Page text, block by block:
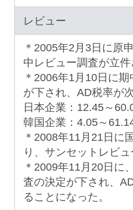
レビュー
＊2005年2月3日に原
中レビュー調査が立件
＊2006年1月10日に
が下され、AD税率が
日本企業：12.45～
韓国企業：4.05～
＊2008年11月21日に
り、サンセットレビ
＊2009年11月20日に
査の決定が下され、
ることになった。